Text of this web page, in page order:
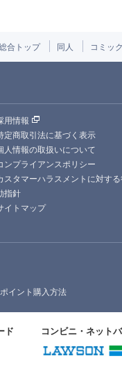
合トップ 同人 コミッ
用情報
定商取引法に基づく表示
人情報の取扱いについて
ンプライアンスポリシー
スタマーハラスメントに対す
指針
イトマップ
ポイント購入方法
ド コンビニ・ネット